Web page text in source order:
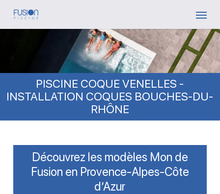
Skip
PISCINE COQUE VENELLES -
INSTALLATION COQUES BOUCHES-DU-
RHÔNE
Découvrez les modèles Mon de
Fusion en Provence-Alpes-Côte
d’Azur